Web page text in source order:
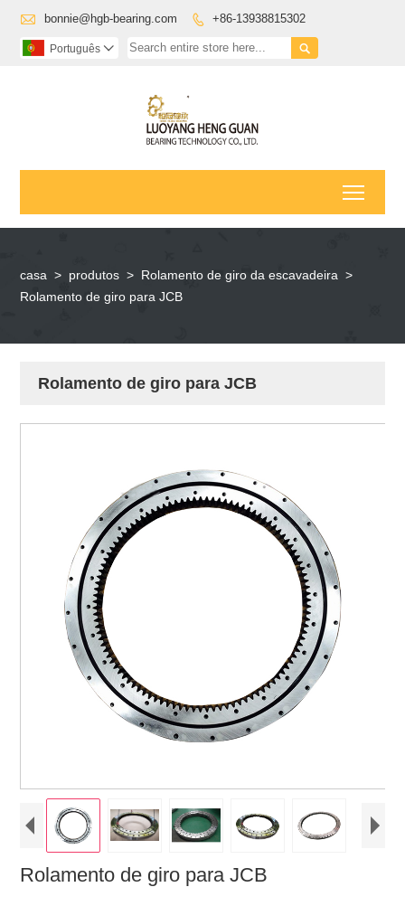
 bonnie@hgb-bearing.com  +86-13938815302

Português 
casa > produtos > Rolamento de giro da escavadeira >
Rolamento de giro para JCB
Rolamento de giro para JCB
Rolamento de giro para JCB